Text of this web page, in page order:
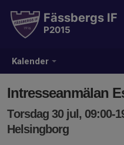
Kalender
Fässbergs IF
P2015
Intresseanmälan
Torsdag 30 jul, 09:00-
Helsingborg